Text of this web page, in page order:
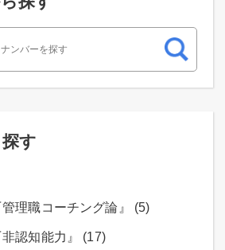
す
理職コーチング論』 (5)
認知能力』 (17)